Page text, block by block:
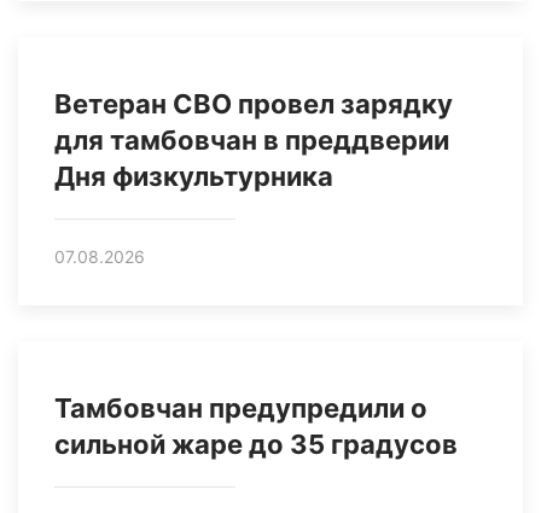
Ветеран СВО провел зарядку
для тамбовчан в преддверии
Дня физкультурника
07.08.2026
Тамбовчан предупредили о
сильной жаре до 35 градусов